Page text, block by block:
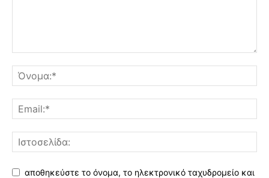
αποθηκεύστε το όνομα, το ηλεκτρονικό ταχυδρομείο και